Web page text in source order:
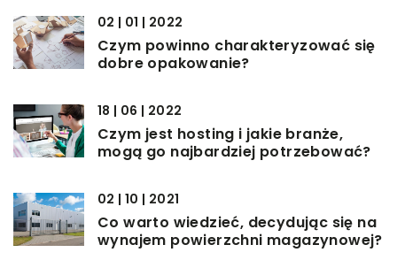
02 | 01 | 2022
Czym powinno charakteryzować się
dobre opakowanie?
18 | 06 | 2022
Czym jest hosting i jakie branże,
mogą go najbardziej potrzebować?
02 | 10 | 2021
Co warto wiedzieć, decydując się na
wynajem powierzchni magazynowej?